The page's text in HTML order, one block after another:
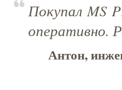
Покупал MS
оперативно.
Антон,